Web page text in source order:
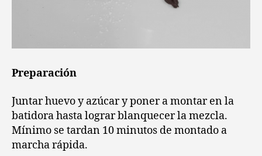
Preparación
Juntar huevo y azúcar y poner a montar en la
batidora hasta lograr blanquecer la mezcla.
Mínimo se tardan 10 minutos de montado a
marcha rápida.